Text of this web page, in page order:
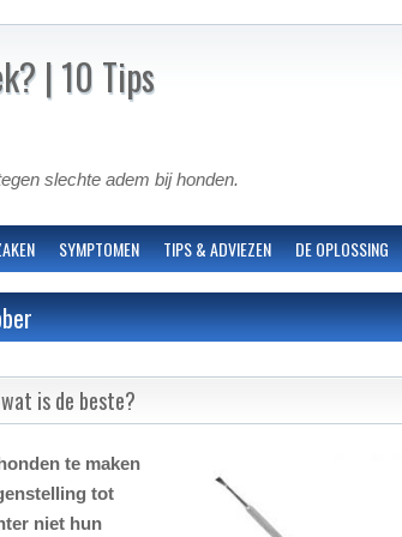
| 10 Tips
slechte adem bij honden.
SYMPTOMEN TIPS & ADVIEZEN DE OPLOSSING
is de beste?
te maken
tot
niet hun